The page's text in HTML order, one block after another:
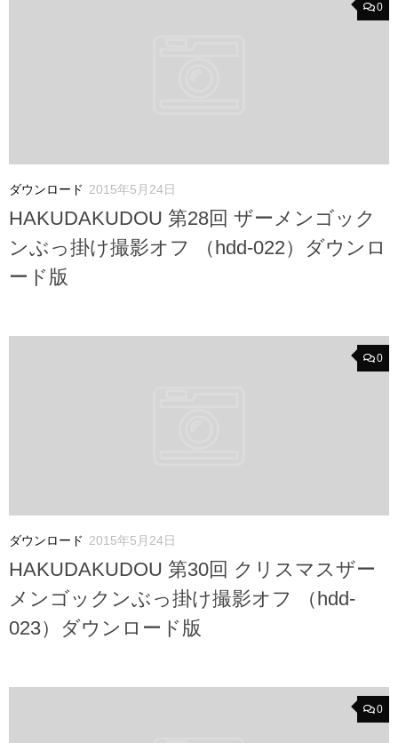
0
ダウンロード 2015年5月24日
HAKUDAKUDOU 第28回 ザーメンゴック
ンぶっ掛け撮影オフ （hdd-022）ダウンロ
ード版
0
ダウンロード 2015年5月24日
HAKUDAKUDOU 第30回 クリスマスザー
メンゴックンぶっ掛け撮影オフ （hdd-
023）ダウンロード版
0